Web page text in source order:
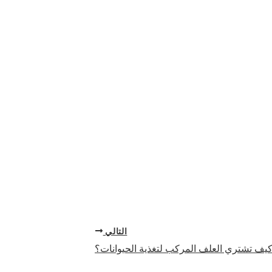
التالي
كيف تشتري العلف المركب لتغذية الحيوانات؟